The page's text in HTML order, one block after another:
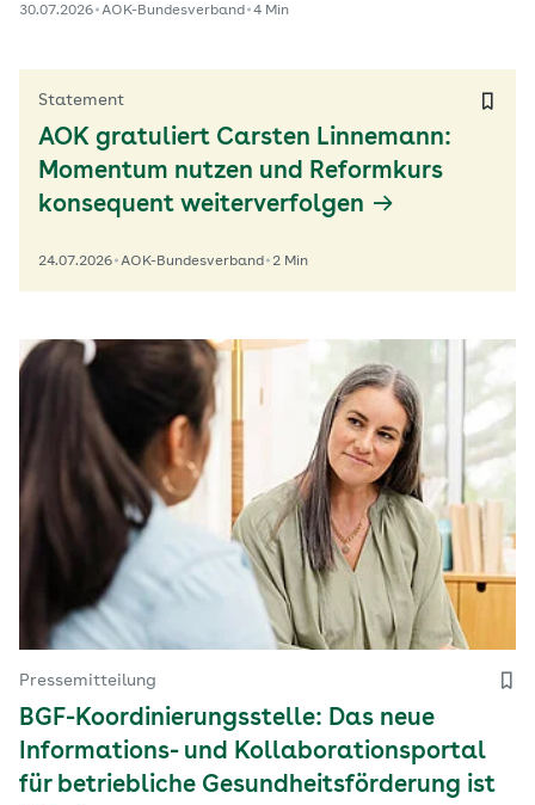
30.07.2026 AOK-Bundesverband 4 Min
Statement
AOK gratuliert Carsten Linnemann:
Momentum nutzen und Reformkurs
konsequent weiterverfolgen
24.07.2026 AOK-Bundesverband 2 Min
Pressemitteilung
BGF-Koordinierungsstelle: Das neue
Informations- und Kollaborationsportal
für betriebliche Gesundheitsförderung ist